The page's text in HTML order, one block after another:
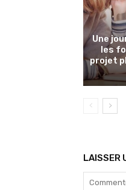
Une
les
projet
LAISSER